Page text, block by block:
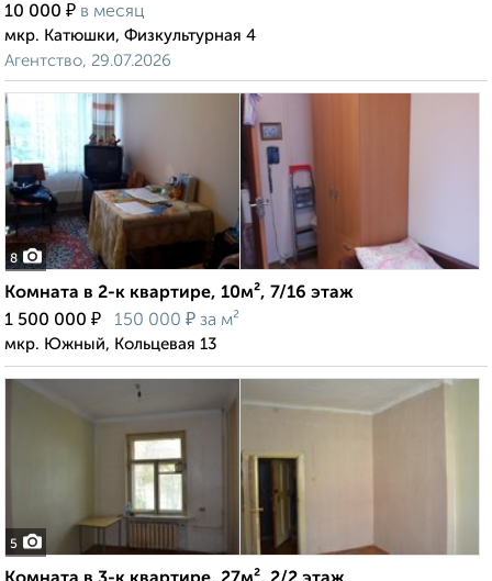
10 000 ₽ в месяц
мкр. Катюшки, Физкультурная 4
Агентство, 29.07.2026
8
Комната в 2-к квартире, 10м², 7/16 этаж
1 500 000 ₽ 150 000 ₽ за м²
мкр. Южный, Кольцевая 13
5